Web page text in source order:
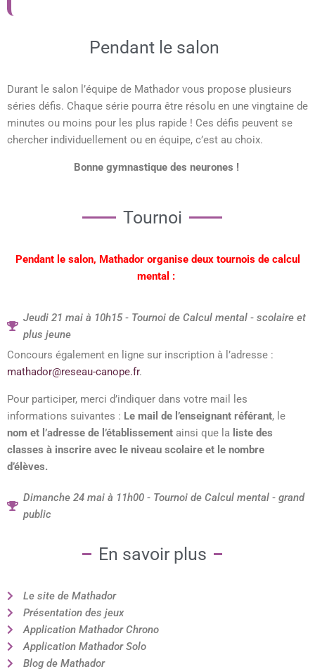
Pendant le salon
Durant le salon l’équipe de Mathador vous propose plusieurs
séries défis. Chaque série pourra être résolu en une vingtaine de
minutes ou moins pour les plus rapide ! Ces défis peuvent se
chercher individuellement ou en équipe, c’est au choix.
Bonne gymnastique des neurones !
Tournoi
Pendant le salon, Mathador organise deux tournois de calcul
mental :
Jeudi 21 mai à 10h15 - Tournoi de Calcul mental - scolaire et
plus jeune
Concours également en ligne sur inscription à l’adresse :
mathador@reseau-canope.fr.
Pour participer, merci d’indiquer dans votre mail les
informations suivantes : Le mail de l’enseignant référant, le
nom et l’adresse de l’établissement ainsi que la liste des
classes à inscrire avec le niveau scolaire et le nombre
d’élèves.
Dimanche 24 mai à 11h00 - Tournoi de Calcul mental - grand
public​
En savoir plus
Le site de Mathador
Présentation des jeux
Application Mathador Chrono
Application Mathador Solo
Blog de Mathador